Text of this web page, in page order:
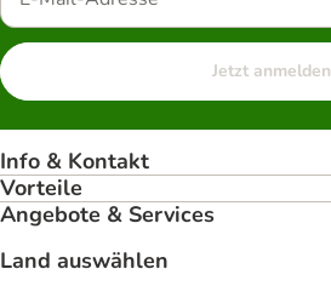
Jetzt anmelden
Info & Kontakt
Vorteile
Angebote & Services
Land auswählen